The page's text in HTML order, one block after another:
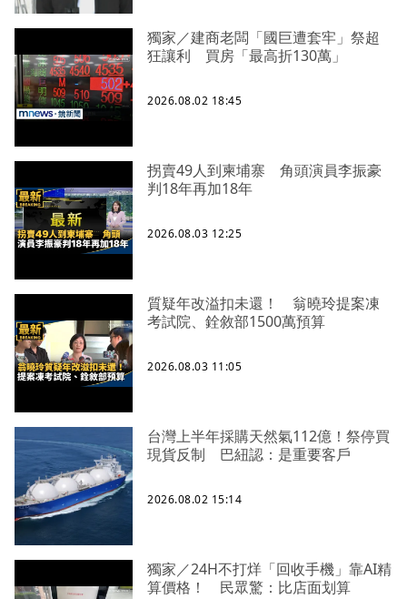
獨家／建商老闆「國巨遭套牢」祭超
狂讓利 買房「最高折130萬」
2026.08.02 18:45
拐賣49人到柬埔寨 角頭演員李振豪
判18年再加18年
2026.08.03 12:25
質疑年改溢扣未還！ 翁曉玲提案凍
考試院、銓敘部1500萬預算
2026.08.03 11:05
台灣上半年採購天然氣112億！祭停買
現貨反制 巴紐認：是重要客戶
2026.08.02 15:14
獨家／24H不打烊「回收手機」靠AI精
算價格！ 民眾驚：比店面划算